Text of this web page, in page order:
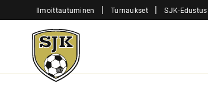
sisältöön
Ilmoittautuminen | Turnaukset | SJK-Edustus
Sjk-
Juniorit